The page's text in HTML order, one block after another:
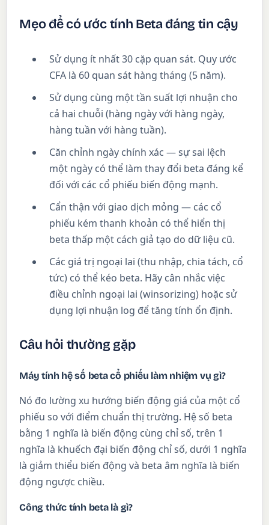
Mẹo để có ước tính Beta đáng tin cậy
Sử dụng ít nhất 30 cặp quan sát. Quy ước
CFA là 60 quan sát hàng tháng (5 năm).
Sử dụng cùng một tần suất lợi nhuận cho
cả hai chuỗi (hàng ngày với hàng ngày,
hàng tuần với hàng tuần).
Căn chỉnh ngày chính xác — sự sai lệch
một ngày có thể làm thay đổi beta đáng kể
đối với các cổ phiếu biến động mạnh.
Cẩn thận với giao dịch mỏng — các cổ
phiếu kém thanh khoản có thể hiển thị
beta thấp một cách giả tạo do dữ liệu cũ.
Các giá trị ngoại lai (thu nhập, chia tách, cổ
tức) có thể kéo beta. Hãy cân nhắc việc
điều chỉnh ngoại lai (winsorizing) hoặc sử
dụng lợi nhuận log để tăng tính ổn định.
Câu hỏi thường gặp
Máy tính hệ số beta cổ phiếu làm nhiệm vụ gì?
Nó đo lường xu hướng biến động giá của một cổ
phiếu so với điểm chuẩn thị trường. Hệ số beta
bằng 1 nghĩa là biến động cùng chỉ số, trên 1
nghĩa là khuếch đại biến động chỉ số, dưới 1 nghĩa
là giảm thiểu biến động và beta âm nghĩa là biến
động ngược chiều.
Công thức tính beta là gì?